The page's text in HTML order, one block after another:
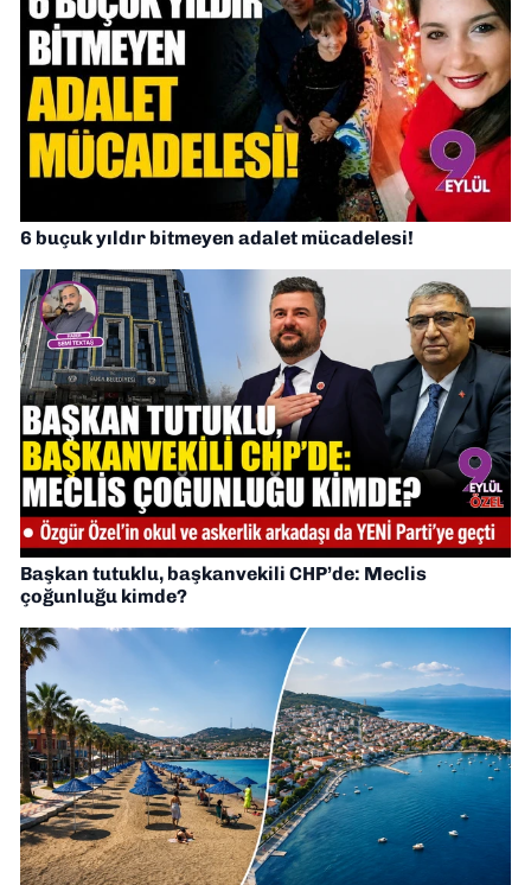
6 buçuk yıldır bitmeyen adalet mücadelesi!
Başkan tutuklu, başkanvekili CHP’de: Meclis
çoğunluğu kimde?